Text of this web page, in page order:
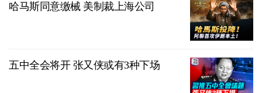
哈马斯同意缴械 美制裁上海公司
五中全会将开 张又侠或有3种下场